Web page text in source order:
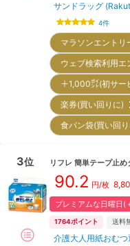
サンドラッグ
4件
マラソンエント
ウェブ検索利用
＋1,000㌽(初サ
楽券(買い回りに)
食パン袋(買い回
3位 リフレ 簡単テープ止め
90.2 円/枚
プレミアムな日曜日(
1764ポイント 送料
介護大人用紙おむ